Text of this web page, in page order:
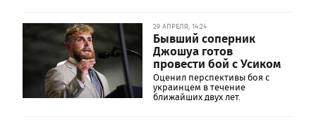
29 АПРЕЛЯ, 14:24
Бывший соперник
Джошуа готов
провести бой с Усиком
Оценил перспективы боя с
украинцем в течение
ближайших двух лет.